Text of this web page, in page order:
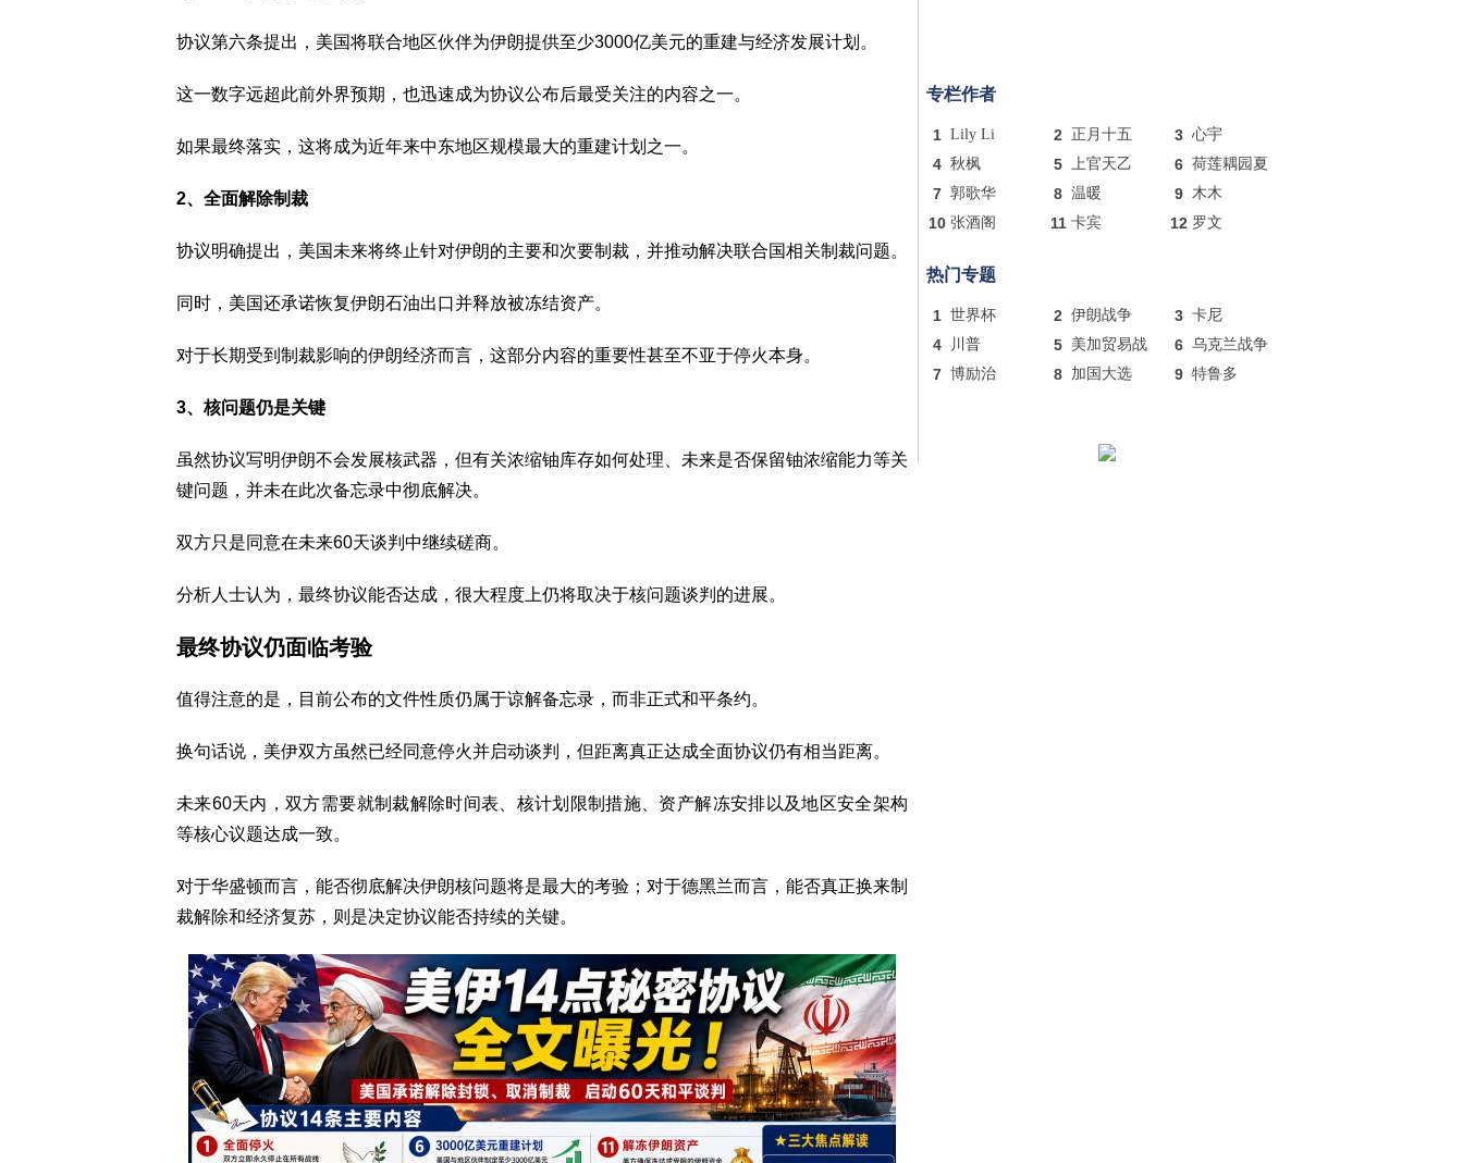
协议第六条提出，美国将联合地区伙伴为伊朗提供至少3000亿美元的重建与经济发展计划。
这一数字远超此前外界预期，也迅速成为协议公布后最受关注的内容之一。
如果最终落实，这将成为近年来中东地区规模最大的重建计划之一。
2、全面解除制裁
协议明确提出，美国未来将终止针对伊朗的主要和次要制裁，并推动解决联合国相关制裁问题。
同时，美国还承诺恢复伊朗石油出口并释放被冻结资产。
对于长期受到制裁影响的伊朗经济而言，这部分内容的重要性甚至不亚于停火本身。
3、核问题仍是关键
虽然协议写明伊朗不会发展核武器，但有关浓缩铀库存如何处理、未来是否保留铀浓缩能力等关
键问题，并未在此次备忘录中彻底解决。
双方只是同意在未来60天谈判中继续磋商。
分析人士认为，最终协议能否达成，很大程度上仍将取决于核问题谈判的进展。
最终协议仍面临考验
值得注意的是，目前公布的文件性质仍属于谅解备忘录，而非正式和平条约。
换句话说，美伊双方虽然已经同意停火并启动谈判，但距离真正达成全面协议仍有相当距离。
未来60天内，双方需要就制裁解除时间表、核计划限制措施、资产解冻安排以及地区安全架构
等核心议题达成一致。
对于华盛顿而言，能否彻底解决伊朗核问题将是最大的考验；对于德黑兰而言，能否真正换来制
裁解除和经济复苏，则是决定协议能否持续的关键。
专栏作者
1 Lily Li 2 正月十五 3 心宇
4 秋枫 5 上官天乙 6 荷莲耦园夏
7 郭歌华 8 温暖 9 木木
10 张酒阁 11 卡宾 12 罗文
热门专题
1 世界杯 2 伊朗战争 3 卡尼
4 川普 5 美加贸易战 6 乌克兰战争
7 博励治 8 加国大选 9 特鲁多